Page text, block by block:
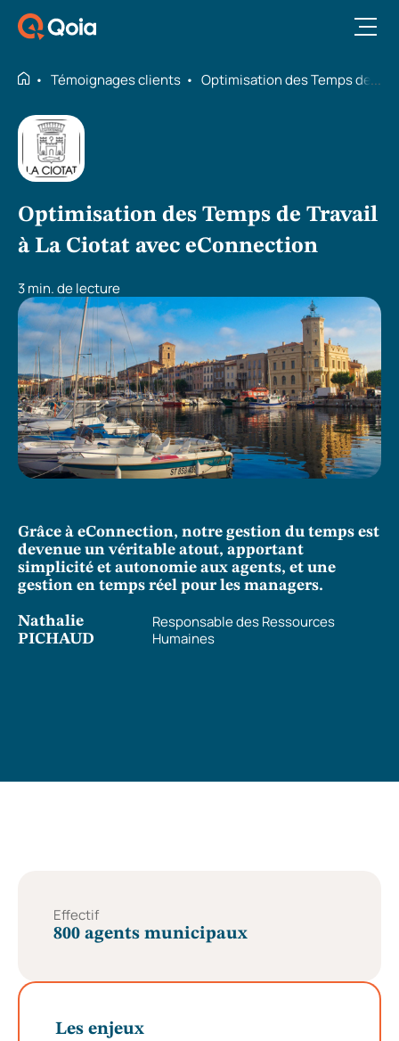
Ouvrir le menu
Témoignages clients Optimisation des Temps de
Optimisation des Temps de Travail
à La Ciotat avec eConnection
3 min. de lecture
Grâce à eConnection, notre gestion du temps est
devenue un véritable atout, apportant
simplicité et autonomie aux agents, et une
gestion en temps réel pour les managers.
Nathalie
PICHAUD
Responsable des Ressources
Humaines
Effectif
800 agents municipaux
Les enjeux